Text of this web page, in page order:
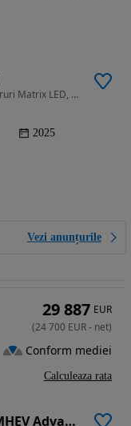
1984 cm3 • 299 CP • S line interior / exterior, faruri Matrix LED, quattro
2025
Vezi anunțurile
Audi Q5 40 TDI quattro S tronic MHEV Advanced
29 887 EUR
(24 700 EUR- net)
Conform mediei
Calculeaza rata